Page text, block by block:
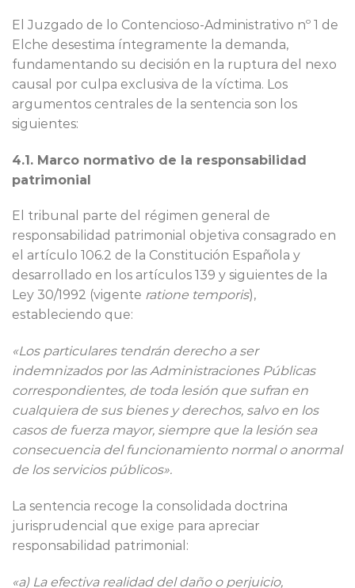
El Juzgado de lo Contencioso-Administrativo nº 1 de
Elche desestima íntegramente la demanda,
fundamentando su decisión en la ruptura del nexo
causal por culpa exclusiva de la víctima. Los
argumentos centrales de la sentencia son los
siguientes:
4.1. Marco normativo de la responsabilidad
patrimonial
El tribunal parte del régimen general de
responsabilidad patrimonial objetiva consagrado en
el artículo 106.2 de la Constitución Española y
desarrollado en los artículos 139 y siguientes de la
Ley 30/1992 (vigente ratione temporis),
estableciendo que:
«Los particulares tendrán derecho a ser
indemnizados por las Administraciones Públicas
correspondientes, de toda lesión que sufran en
cualquiera de sus bienes y derechos, salvo en los
casos de fuerza mayor, siempre que la lesión sea
consecuencia del funcionamiento normal o anormal
de los servicios públicos».
La sentencia recoge la consolidada doctrina
jurisprudencial que exige para apreciar
responsabilidad patrimonial:
«a) La efectiva realidad del daño o perjuicio,